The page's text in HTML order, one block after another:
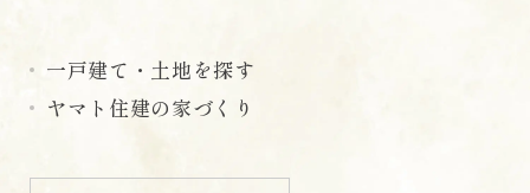
一戸建て・土地を探す
ヤマト住建の家づくり